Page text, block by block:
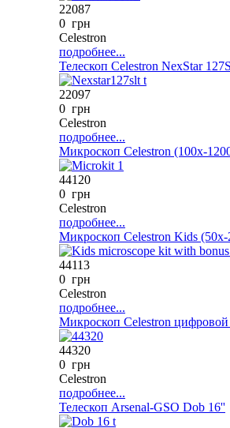
22087
0 грн
Celestron
подробнее...
Телескоп Celestron NexStar
22097
0 грн
Celestron
подробнее...
Микроскоп Celestron (100х-
44120
0 грн
Celestron
подробнее...
Микроскоп Celestron Kids (50х-
44113
0 грн
Celestron
подробнее...
Микроскоп Celestron
44320
0 грн
Celestron
подробнее...
Телескоп Arsenal-GSO Dob 16''